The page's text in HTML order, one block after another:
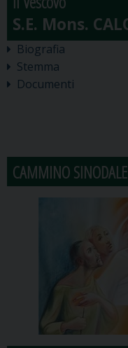
Biografia
Stemma
Documenti
CAMMINO SINODALE